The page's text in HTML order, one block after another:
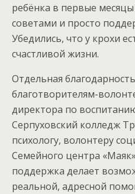
ребёнка в первые
советами и просто
Убедились, что у крохи
счастливой жизни.
Отдельная
благотворителям-
директора по
Серпуховский колледж
психологу, волонтеру
Семейного центра
поддержка делает
реальной, адресной